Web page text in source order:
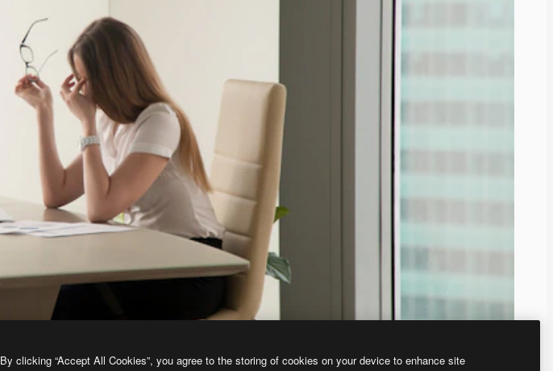
By clicking “Accept All Cookies”, you agree to the storing of cookies on your device to enhance site